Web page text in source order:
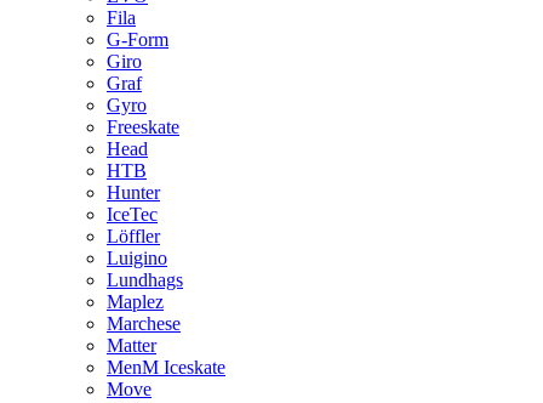
Fila
G-Form
Giro
Graf
Gyro
Freeskate
Head
HTB
Hunter
IceTec
Löffler
Luigino
Lundhags
Maplez
Marchese
Matter
MenM Iceskate
Move